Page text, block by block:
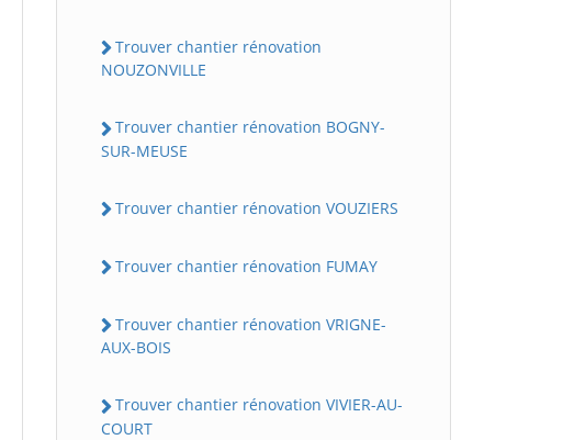
Trouver chantier rénovation
NOUZONVILLE
Trouver chantier rénovation BOGNY-
SUR-MEUSE
Trouver chantier rénovation VOUZIERS
Trouver chantier rénovation FUMAY
Trouver chantier rénovation VRIGNE-
AUX-BOIS
Trouver chantier rénovation VIVIER-AU-
COURT